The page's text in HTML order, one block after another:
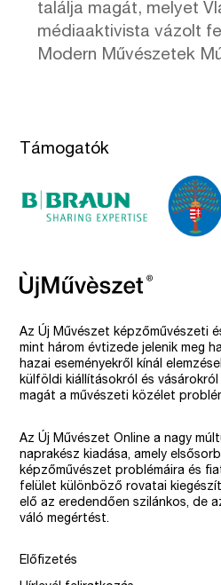
találja magát, melyet
médiaaktivista vázolt
Modern Művészetek
Támogatók
Az Új Művészet képzőművészeti
mint három évtizede jelenik meg
hazai eseményekről kínál
külföldi kiállításokról és
magát a művészeti közélet
Az Új Művészet Online a nagy
naprakész kiadása, amely
képzőművészet problémáira és
felület különböző rovatai
elő az eredendően szilánkos, de
váló megértést.
Előfizetés